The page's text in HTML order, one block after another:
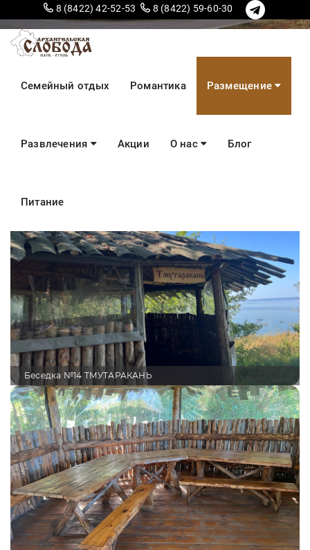
8 (8422) 42-52-53 8 (8422) 59-60-30
Семейный отдых Романтика Размещение
Развлечения Акции О нас Блог
Питание
Беседка №14
ТМУТАРАКАНЬ
Беседка №14 ТМУТАРАКАНЬ